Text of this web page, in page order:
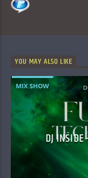
YOU MAY ALSO LIKE
MIX SHOW
DJ INSIDE